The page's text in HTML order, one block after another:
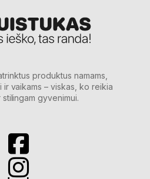
produktus namams,
ir vaikams – viskas, ko reikia
gyvenimui.